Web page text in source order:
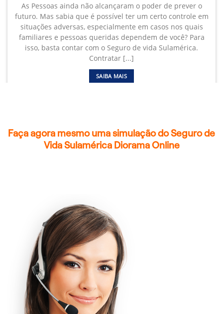
As Pessoas ainda não alcançaram o poder de prever o
futuro. Mas sabia que é possível ter um certo controle em
situações adversas, especialmente em casos nos quais
familiares e pessoas queridas dependem de você? Para
isso, basta contar com o Seguro de vida Sulamérica.
Contratar [...]
SAIBA MAIS
Faça agora mesmo uma simulação do Seguro de
Vida Sulamérica Diorama Online